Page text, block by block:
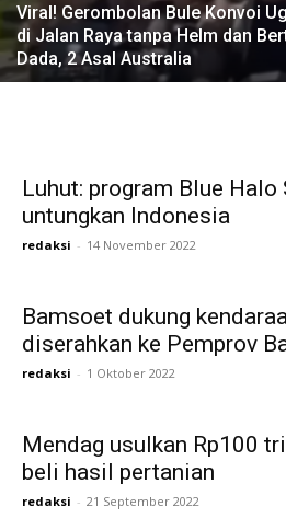
Viral! Gerombolan Bule Konvoi
di Jalan Raya tanpa Helm dan
Dada, 2 Asal Australia
Luhut: program Blue Halo
untungkan Indonesia
redaksi - 14 November 2022
Bamsoet dukung
diserahkan ke Pemprov
redaksi - 1 Oktober 2022
Mendag usulkan Rp100
beli hasil pertanian
redaksi - 21 September 2022